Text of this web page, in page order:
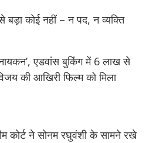
बड़ा कोई नहीं – न पद, न व्यक्ति
एडवांस बुकिंग में 6 लाख से
की आखिरी फिल्म को मिला
कोर्ट ने सोनम रघुवंशी के सामने रखे